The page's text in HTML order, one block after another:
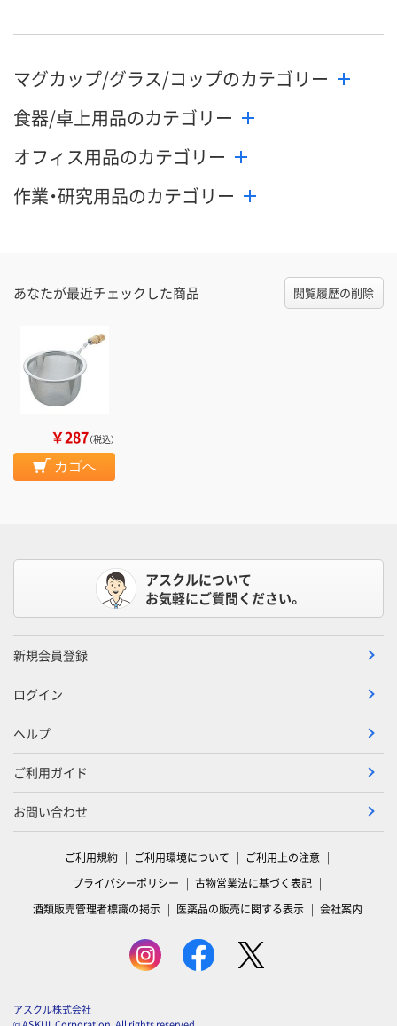
カゴへ カゴへ
マグカップ/グラス/コップのカテゴリー
食器/卓上用品のカテゴリー
オフィス用品のカテゴリー
作業・研究用品のカテゴリー
あなたが最近チェックした商品 閲覧履歴の削除
￥287（税込）
カゴへ
アスクルについて
お気軽にご質問ください。
新規会員登録
ログイン
ヘルプ
ご利用ガイド
お問い合わせ
ご利用規約 ご利用環境について
ご利用上の注意
プライバシーポリシー
古物営業法に基づく表記
酒類販売管理者標識の掲示
医薬品の販売に関する表示 会社案内
アスクル株式会社